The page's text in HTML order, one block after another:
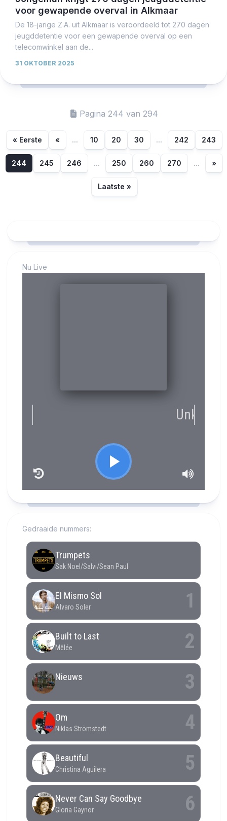
voor gewapende overval in Alkmaar
De 18-jarige Z.A. uit Alkmaar is veroordeeld tot 270 dagen
jeugddetentie voor een gewapende overval op een
telecomwinkel aan de...
31 OKTOBER 2025
Pagina 244 van 294
« Eerste « ... 10 20 30 ... 242 243
244 245 246 ... 250 260 270 ... »
Laatste »
Nu Live
Gedraaide nummers: